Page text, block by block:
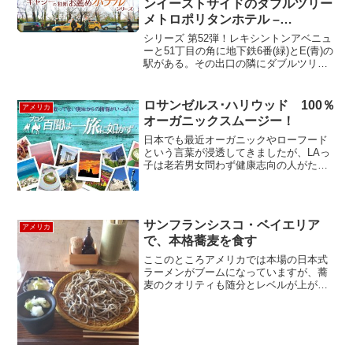
ンイーストサイドのダブルツリー
メトロポリタンホテル –
DoubleTree by Hilton
Metropolitan Hotel
シリーズ 第52弾！レキシントンアベニュ
ーと51丁目の角に地下鉄6番(緑)とE(青)の
駅がある。その出口の隣にダブルツリー
リー”なので、誰もが安心して宿泊でき
る。20...
アメリカ
ロサンゼルス･ハリウッド 100％
オーガニックスムージー！
日本でも最近オーガニックやローフード
という言葉が浸透してきましたが、LAっ
子は老若男女問わず健康志向の人がたく
アメリカ
サンフランシスコ・ベイエリア
で、本格蕎麦を食す
ここのところアメリカでは本場の日本式
ラーメンがブームになっていますが、蕎
麦のクオリティも随分とレベルが上がっ